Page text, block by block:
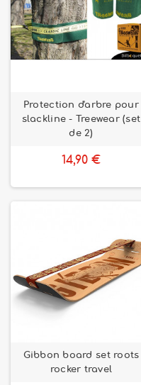
Protection d'arbre pour
slackline - Treewear (set
de 2)
14,90 €
Gibbon board set roots
rocker travel